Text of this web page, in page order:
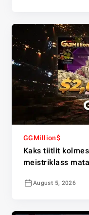
GGMillion$
Kaks tiitlit
meistriklass
August 5, 2026